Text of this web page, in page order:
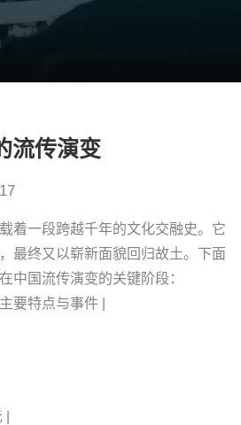
流传演变
着一段跨越千年的文化交融史。它
最终又以崭新面貌回归故土。下面
中国流传演变的关键阶段：
要特点与事件 |